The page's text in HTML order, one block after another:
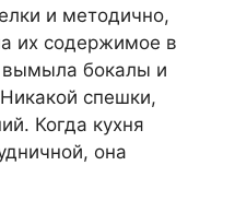
и методично,
их содержимое в
бокалы и
спешки,
Когда кухня
она